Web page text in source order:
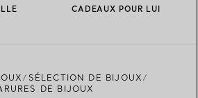
CADEAUX POUR LUI
SÉLECTION DE BIJOUX
DE BIJOUX